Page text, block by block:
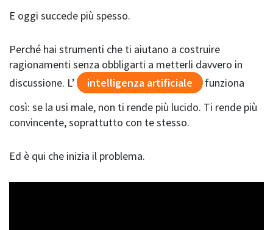
E oggi succede più spesso.
Perché hai strumenti che ti aiutano a costruire
ragionamenti senza obbligarti a metterli davvero in
discussione. L’
intelligenza artificiale
funziona
così: se la usi male, non ti rende più lucido. Ti rende più
convincente, soprattutto con te stesso.
Ed è qui che inizia il problema.